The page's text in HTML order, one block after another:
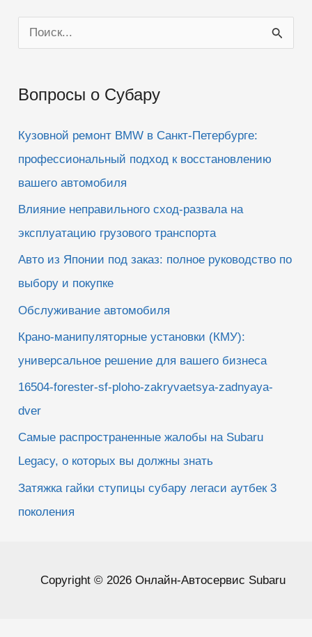
о
с
Вопросы о Субару
Кузовной ремонт BMW в Санкт-Петербурге:
профессиональный подход к восстановлению
вашего автомобиля
Влияние неправильного сход-развала на
эксплуатацию грузового транспорта
Авто из Японии под заказ: полное руководство по
выбору и покупке
Обслуживание автомобиля
Крано-манипуляторные установки (КМУ):
универсальное решение для вашего бизнеса
16504-forester-sf-ploho-zakryvaetsya-zadnyaya-
dver
Самые распространенные жалобы на Subaru
Legacy, о которых вы должны знать
Затяжка гайки ступицы субару легаси аутбек 3
поколения
Copyright © 2026 Онлайн-Автосервис Subaru